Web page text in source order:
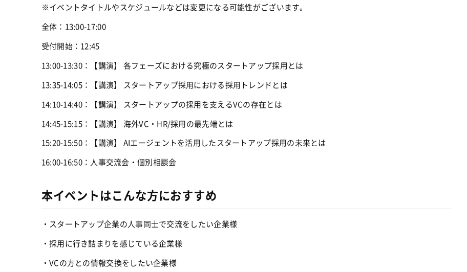
※イベントタイトルやスケジュールなどは変更になる可能性がございます。
全体：13:00-17:00
受付開始：12:45
13:00-13:30：【講演】 各フェーズにおける究極のスタートアップ採用とは
13:35-14:05：【講演】 スタートアップ採用における採用トレンドとは
14:10-14:40：【講演】 スタートアップの採用を支えるVCの存在とは
14:45-15:15：【講演】 海外VC・HR/採用の最先端とは
15:20-15:50：【講演】 AIエージェントを活用したスタートアップ採用の未来とは
16:00-16:50：人事交流会・個別相談会
本イベントはこんな方におすすめ
・スタートアップ企業の人事同士で交流をしたい企業様
・採用に行き詰まりを感じている企業様
・VCの方との情報交換をしたい企業様